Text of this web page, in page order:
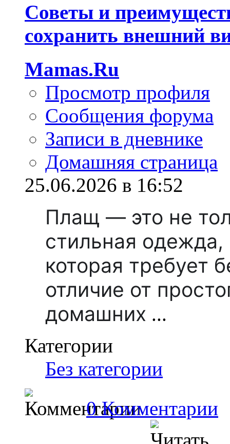
Советы и
сохранить внешний
Mamas.Ru
Просмотр профиля
Сообщения форума
Записи в дневнике
Домашняя страница
25.06.2026 в 16:52
Плащ — это не
стильная одежда,
которая требует
отличие от
домашних ...
Категории
Без категории
0 Комментарии